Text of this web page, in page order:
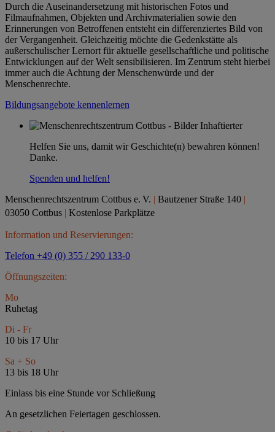
Durch die Auseinandersetzung mit historischen Fotos und
Filmaufnahmen, Objekten und Archivmaterialien sowie den
Erinnerungen von Betroffenen entsteht ein differenziertes Bild von
der Vergangenheit. Gleichzeitig möchte die Gedenkstätte als
außerschulischer Lernort für aktuelle gesellschaftliche und politische
Entwicklungen auf der Welt sensibilisieren. Im Zentrum steht hierbei
immer auch die Achtung der Menschenwürde und der
Menschenrechte.
Bildungsangebote kennenlernen
Helfen Sie uns, damit wir Geschichte(n) bewahren können!
Danke.
Spenden und helfen!
Menschenrechtszentrum Cottbus e. V. | Bautzener Straße 140 |
03050 Cottbus | Kostenlose Parkplätze
Information und Reservierungen:
Telefon +49 (0) 355 / 290 133-0
Öffnungszeiten:
Mo
Ruhetag
Di - Fr
10 bis 17 Uhr
Sa + So
13 bis 18 Uhr
Einlass bis eine Stunde vor Schließung
An gesetzlichen Feiertagen geschlossen.